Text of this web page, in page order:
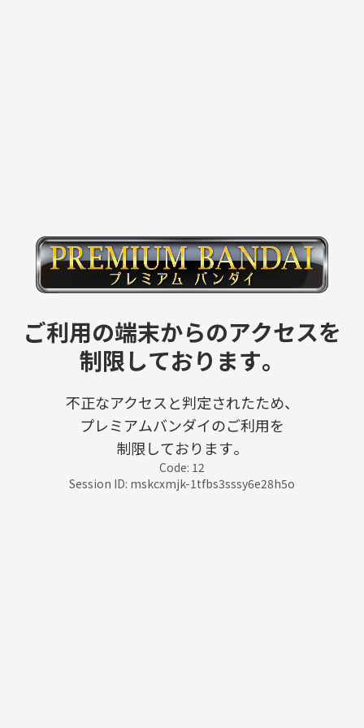
ご利用の端末からのアクセスを
制限しております。
不正なアクセスと判定されたため、
プレミアムバンダイのご利用を
制限しております。
Code: 12
Session ID: mskcxmjk-1tfbs3sssy6e28h5o